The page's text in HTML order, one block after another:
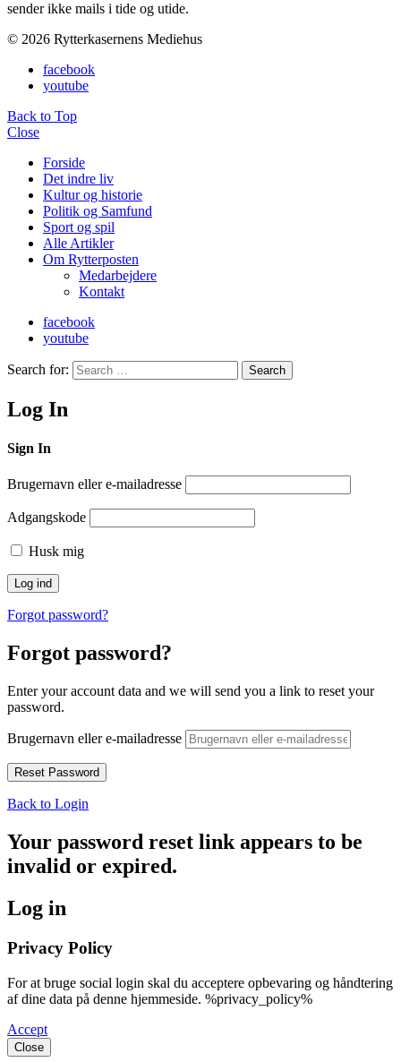
sender ikke mails i tide og utide.
© 2026 Rytterkasernens Mediehus
facebook
youtube
Back to Top
Close
Forside
Det indre liv
Kultur og historie
Politik og Samfund
Sport og spil
Alle Artikler
Om Rytterposten
Medarbejdere
Kontakt
facebook
youtube
Search for: Search
Log In
Sign In
Brugernavn eller e-mailadresse
Adgangskode
Husk mig
Forgot password?
Forgot password?
Enter your account data and we will send you a link to reset your
password.
Brugernavn eller e-mailadresse
Back to Login
Your password reset link appears to be
invalid or expired.
Log in
Privacy Policy
For at bruge social login skal du acceptere opbevaring og håndtering
af dine data på denne hjemmeside. %privacy_policy%
Accept
Close